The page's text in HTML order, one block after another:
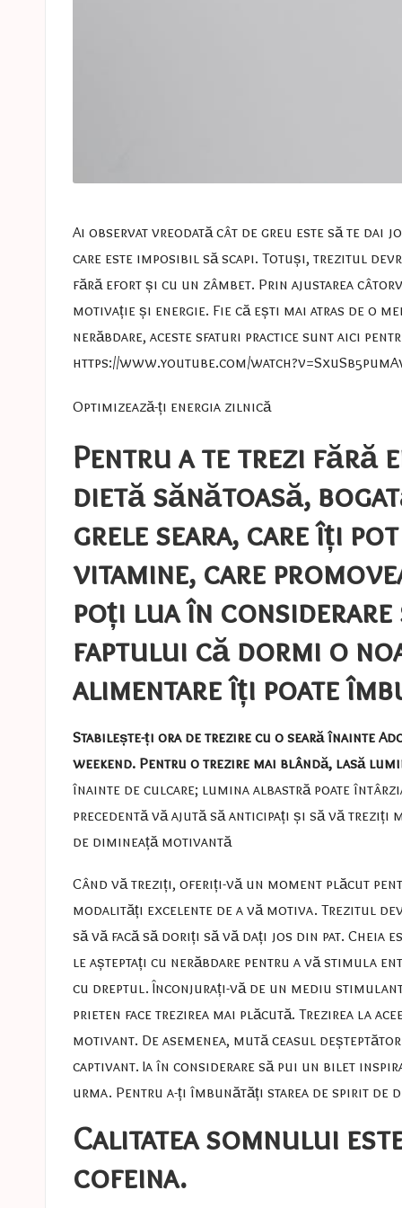
Ai observat vreodată cât de greu este să te dai
care este imposibil să scapi. Totuși, trezitul
fără efort și cu un zâmbet. Prin ajustarea
motivație și energie. Fie că ești mai atras de o
nerăbdare, aceste sfaturi practice sunt aici
https://www.youtube.com/
Optimizează-ți energia zilnică
Pentru a te trezi fără
dietă sănătoasă,
grele seara, care îți
vitamine, care
poți lua în considerare
faptului că dormi o
alimentare îți poate
Stabilește-ți ora de trezire cu o seară înainte
weekend. Pentru o trezire mai blândă, lasă
înainte de culcare; lumina albastră poate
precedentă vă ajută să anticipați și să vă treziți
de dimineață motivantă
Când vă treziți, oferiți-vă un moment plăcut
modalități excelente de a vă motiva. Trezitul
să vă facă să doriți să vă dați jos din pat. Cheia
le așteptați cu nerăbdare pentru a vă stimula
cu dreptul. Înconjurați-vă de un mediu
prieten face trezirea mai plăcută. Trezirea la
motivant. De asemenea, mută ceasul
captivant. Ia în considerare să pui un bilet
urma. Pentru a-ți îmbunătăți starea de spirit de
Calitatea somnului
cofeina.